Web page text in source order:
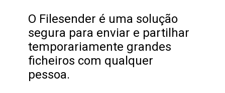
O Filesender é uma solução
segura para enviar e partilhar
temporariamente grandes
ficheiros com qualquer
pessoa.